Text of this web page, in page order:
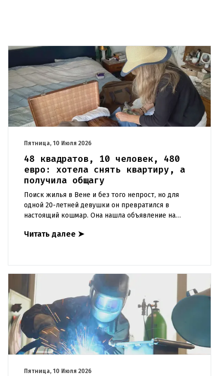
Пятница, 10 Июля 2026
48 квадратов, 10 человек, 480
евро: хотела снять квартиру, а
получила общагу
Поиск жилья в Вене и без того непрост, но для
одной 20-летней девушки он превратился в
настоящий кошмар. Она нашла объявление на
Хернальс. На фото жильё
Читать далее ➤
Пятница, 10 Июля 2026